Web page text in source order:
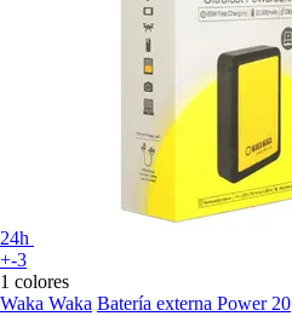
24h
+-3
1 colores
Waka Waka Batería externa Power 20